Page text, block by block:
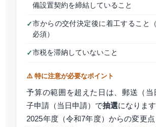
備設置契約を締結していること
✓市からの交付決定後に着工すること
必須）
✓市税を滞納していないこと
⚠️ 特に注意が必要なポイント
予算の範囲を超えた日は、郵送（当
子申請（当日申請）で抽選になります
2025年度（令和7年度）からの変更